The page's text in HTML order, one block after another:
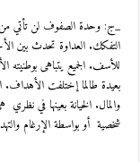
_ج: وحدة الصفوف لن تأتي من
التفكك. العداوة تحدث بين
للأسف. الجميع يتباهى بوطنيته
بعيدة طالما إختلفت
والمال. الخيانة بعينها في
شخصية أو بواسطة الإرغام